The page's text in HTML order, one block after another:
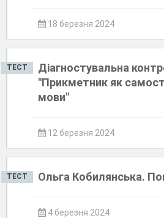
18 березня 2024
ТЕСТ
Діагностувальна
"Прикметник як
мови"
12 березня 2024
ТЕСТ Ольга Кобилянська.
4 березня 2024